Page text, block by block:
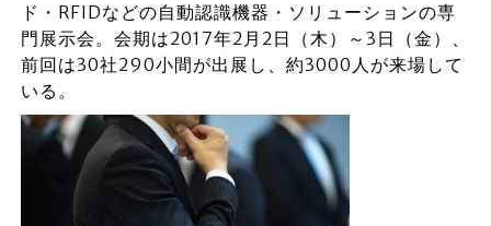
ド・RFIDなどの自動認識機器・ソリューションの専
門展示会。会期は2017年2月2日（木）～3日（金）、
前回は30社290小間が出展し、約3000人が来場して
いる。